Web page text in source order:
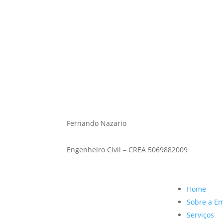
Fernando Nazario
Engenheiro Civil – CREA 5069882009
Home
Sobre a
Serviços